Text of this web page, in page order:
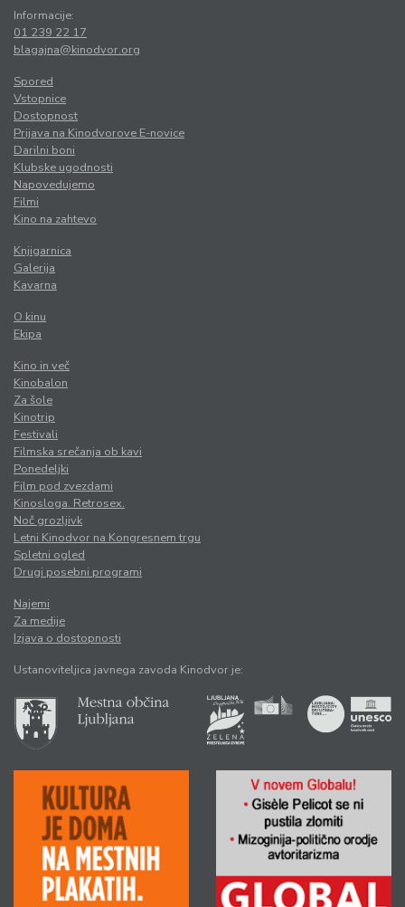
Informacije:
01 239 22 17
blagajna@kinodvor.org
Spored
Vstopnice
Dostopnost
Prijava na Kinodvorove E-novice
Darilni boni
Klubske ugodnosti
Napovedujemo
Filmi
Kino na zahtevo
Knjigarnica
Galerija
Kavarna
O kinu
Ekipa
Kino in več
Kinobalon
Za šole
Kinotrip
Festivali
Filmska srečanja ob kavi
Ponedeljki
Film pod zvezdami
Kinosloga. Retrosex.
Noč grozljivk
Letni Kinodvor na Kongresnem trgu
Spletni ogled
Drugi posebni programi
Najemi
Za medije
Izjava o dostopnosti
Ustanoviteljica javnega zavoda Kinodvor je: